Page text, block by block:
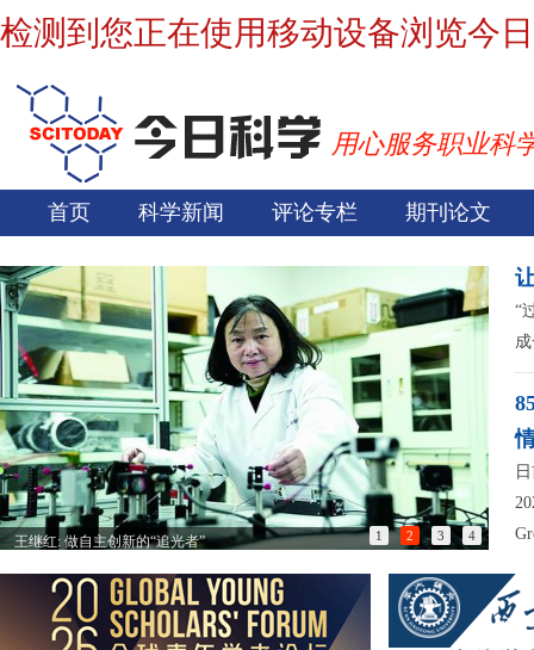
检测到您正在使用移动设备浏览今
用心服务职业科
首页 科学新闻 评论专栏 期刊论文
王继红: 做自主创新的“追光者” 以
1 2 3 4
“